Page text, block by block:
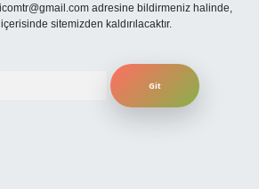
adresine bildirmeniz halinde,
sitemizden kaldırılacaktır.